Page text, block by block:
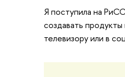
Я поступила на
создавать
телевизору или в